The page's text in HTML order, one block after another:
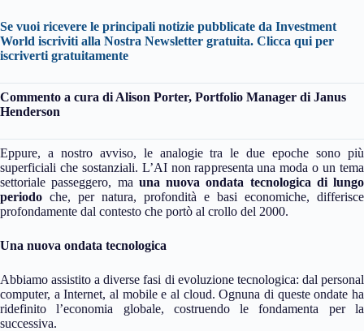
Se vuoi ricevere le principali notizie pubblicate da Investment
World iscriviti alla Nostra Newsletter gratuita. Clicca qui per
iscriverti gratuitamente
Commento a cura di Alison Porter, Portfolio Manager di Janus
Henderson
Eppure, a nostro avviso, le analogie tra le due epoche sono più
superficiali che sostanziali. L’AI non rappresenta una moda o un tema
settoriale passeggero, ma una nuova ondata tecnologica di lungo
periodo che, per natura, profondità e basi economiche, differisce
profondamente dal contesto che portò al crollo del 2000.
Una nuova ondata tecnologica
Abbiamo assistito a diverse fasi di evoluzione tecnologica: dal personal
computer, a Internet, al mobile e al cloud. Ognuna di queste ondate ha
ridefinito l’economia globale, costruendo le fondamenta per la
successiva.